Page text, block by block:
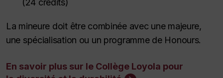
La mineure doit être combinée avec une majeure,
une spécialisation ou un programme de Honours.
En savoir plus sur le Collège Loyola pour